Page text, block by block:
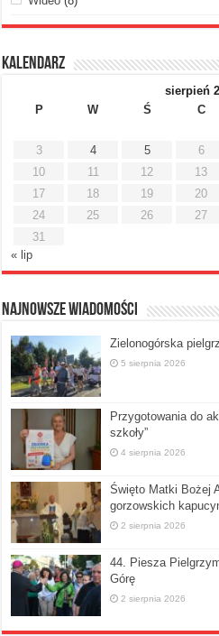
Kalendarz
sierpień
P
W Ś C
3
4 5 6
10
11 12 13
17
18 19 20
24
25 26 27
31
« lip
Najnowsze Wiadomości
Zielonogórska
5 sierpnia 2026
Przygotowania do
szkoły”
4 sierpnia 2026
Święto Matki Bożej
gorzowskich
2 sierpnia 2026
44. Piesza
Górę
2 sierpnia 2026